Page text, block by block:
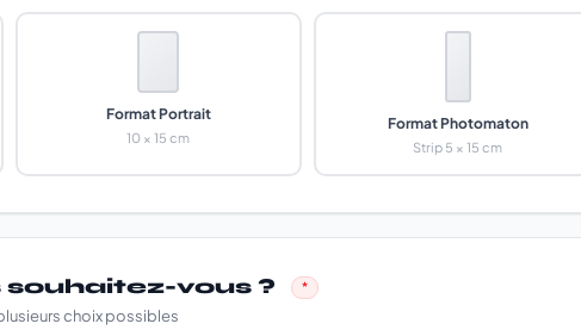
Format Portrait
10 × 15 cm
Format Photomaton
Strip 5 × 15 cm
vous ? *
choix possibles